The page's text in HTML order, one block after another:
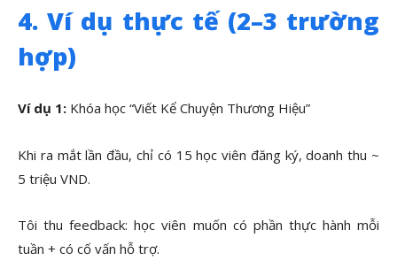
4. Ví dụ thực tế (2–3 trường
hợp)
Ví dụ 1: Khóa học “Viết Kể Chuyện Thương Hiệu”
Khi ra mắt lần đầu, chỉ có 15 học viên đăng ký, doanh thu ~
5 triệu VND.
Tôi thu feedback: học viên muốn có phần thực hành mỗi
tuần + có cố vấn hỗ trợ.